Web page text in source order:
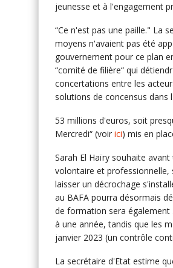
jeunesse et à l'engagement
“Ce n'est pas une paille." La
moyens n'avaient pas été
gouvernement pour ce plan
“comité de filière“ qui
concertations entre les
solutions de concensus dans
53 millions d'euros, soit
Mercredi“ (voir ici) mis en
Sarah El Haïry souhaite
volontaire et professionnelle,
laisser un décrochage
au BAFA pourra désormais
de formation sera également
à une année, tandis que les
janvier 2023 (un contrôle
La secrétaire d'Etat estime